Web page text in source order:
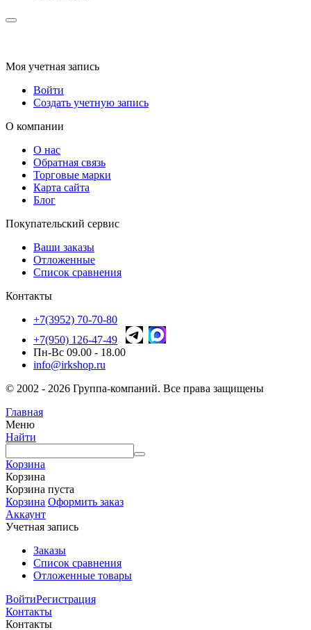
Моя учетная запись
Войти
Создать учетную запись
О компании
О нас
Обратная связь
Торговые марки
Карта сайта
Блог
Покупательский сервис
Ваши заказы
Отложенные
Список сравнения
Контакты
+7(3952) 70-70-80
+7(950) 126-47-49
Пн-Вс 09.00 - 18.00
info@irkshop.ru
© 2002 - 2026 Группа-компаний. Все права защищены
Главная
Меню
Найти
Корзина
Корзина
Корзина пуста
Корзина Оформить заказ
Аккаунт
Учетная запись
Заказы
Список сравнения
Отложенные товары
ВойтиРегистрация
Контакты
Контакты